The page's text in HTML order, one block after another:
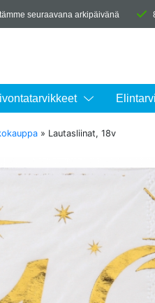
seuraavana arkipäivänä
» Lautasliinat, 18v